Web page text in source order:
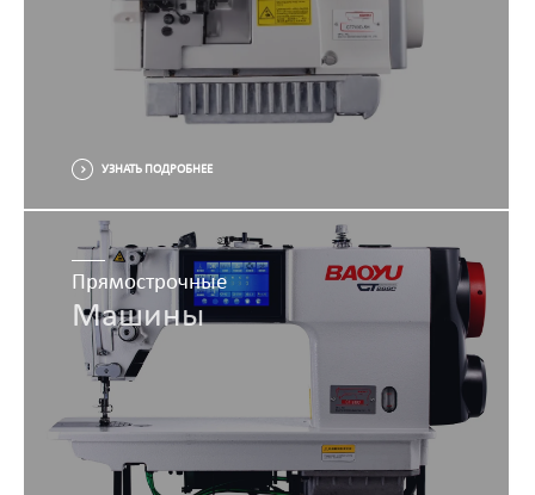
УЗНАТЬ ПОДРОБНЕЕ
Прямострочные
Машины